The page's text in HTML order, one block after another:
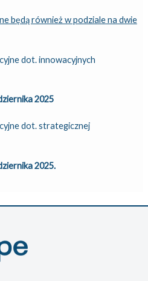
będą również w podziale na dwie
dot. innowacyjnych
2025
dot. strategicznej
2025.